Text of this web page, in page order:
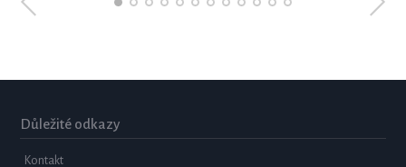
Důležité odkazy
Kontakt